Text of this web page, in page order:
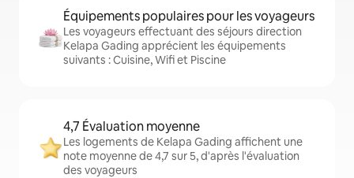
Équipements populaires pour les voyageurs
Les voyageurs effectuant des séjours direction
Kelapa Gading apprécient les équipements
suivants : Cuisine, Wifi et Piscine
4,7 Évaluation moyenne
Les logements de Kelapa Gading affichent une
note moyenne de 4,7 sur 5, d'après l'évaluation
des voyageurs